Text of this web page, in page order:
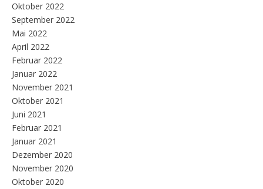
Oktober 2022
September 2022
Mai 2022
April 2022
Februar 2022
Januar 2022
November 2021
Oktober 2021
Juni 2021
Februar 2021
Januar 2021
Dezember 2020
November 2020
Oktober 2020